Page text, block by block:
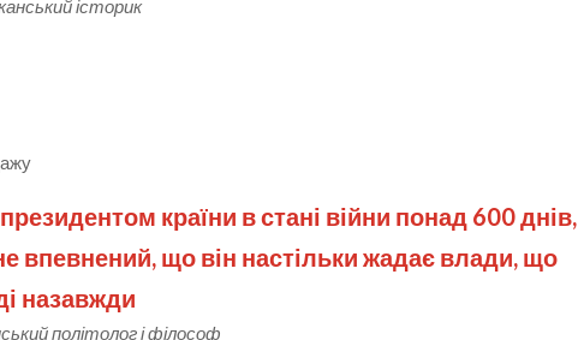
історик
країни в стані війни понад 600 днів,
впевнений, що він настільки жадає влади, що
назавжди
політолог і філософ